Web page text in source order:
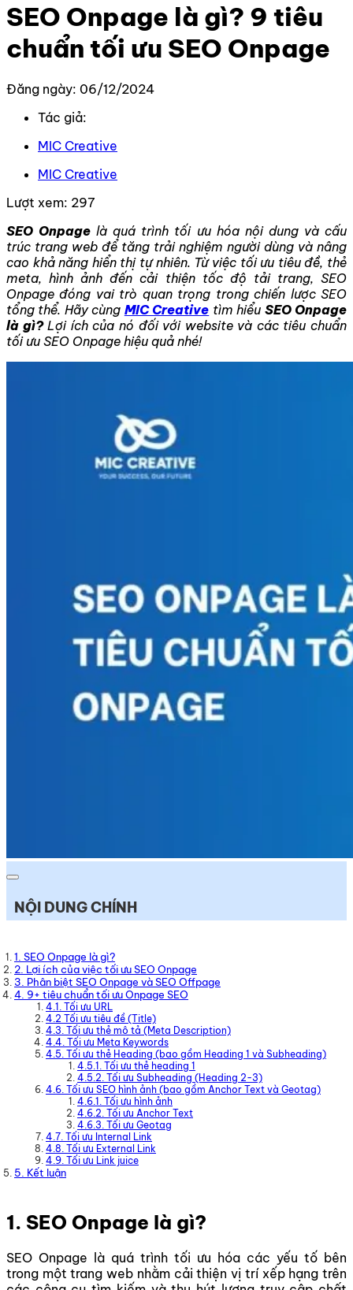
SEO Onpage là gì? 9 tiêu
chuẩn tối ưu SEO Onpage
Đăng ngày: 06/12/2024
Tác giả:
MIC Creative
MIC Creative
Lượt xem: 297
SEO Onpage là quá trình tối ưu hóa nội dung và cấu
trúc trang web để tăng trải nghiệm người dùng và nâng
cao khả năng hiển thị tự nhiên. Từ việc tối ưu tiêu đề, thẻ
meta, hình ảnh đến cải thiện tốc độ tải trang, SEO
Onpage đóng vai trò quan trọng trong chiến lược SEO
tổng thể. Hãy cùng MIC Creative tìm hiểu SEO Onpage
là gì?Lợi ích của nó đối với website và các tiêu chuẩn
tối ưu SEO Onpage hiệu quả nhé!
NỘI DUNG CHÍNH
1. SEO Onpage là gì?
2. Lợi ích của việc tối ưu SEO Onpage
3. Phân biệt SEO Onpage và SEO Offpage
4. 9+ tiêu chuẩn tối ưu Onpage SEO
4.1. Tối ưu URL
4.2 Tối ưu tiêu đề (Title)
4.3. Tối ưu thẻ mô tả (Meta Description)
4.4. Tối ưu Meta Keywords
4.5. Tối ưu thẻ Heading (bao gồm Heading 1 và Subheading)
4.5.1. Tối ưu thẻ heading 1
4.5.2. Tối ưu Subheading (Heading 2-3)
4.6. Tối ưu SEO hình ảnh (bao gồm Anchor Text và Geotag)
4.6.1. Tối ưu hình ảnh
4.6.2. Tối ưu Anchor Text
4.6.3. Tối ưu Geotag
4.7. Tối ưu Internal Link
4.8. Tối ưu External Link
4.9. Tối ưu Link juice
5. Kết luận
1. SEO Onpage là gì?
SEO Onpage là quá trình tối ưu hóa các yếu tố bên
trong một trang web nhằm cải thiện vị trí xếp hạng trên